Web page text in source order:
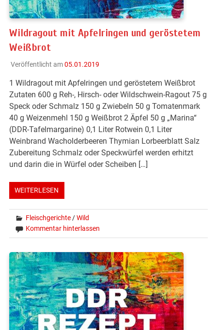
Wildragout mit Apfelringen und geröstetem
Weißbrot
Veröffentlicht am05.01.2019
1 Wildragout mit Apfelringen und geröstetem Weißbrot
Zutaten 600 g Reh-, Hirsch- oder Wildschwein-Ragout 75 g
Speck oder Schmalz 150 g Zwiebeln 50 g Tomatenmark
40 g Weizenmehl 150 g Weißbrot 2 Äpfel 50 g „Marina“
(DDR-Tafelmargarine) 0,1 Liter Rotwein 0,1 Liter
Weinbrand Wacholderbeeren Thymian Lorbeerblatt Salz
Zubereitung Schmalz oder Speckwürfel werden erhitzt
und darin die in Würfel oder Scheiben […]
WEITERLESEN
Fleischgerichte /Wild
Kommentar hinterlassen